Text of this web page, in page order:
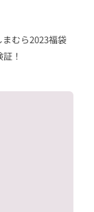
まむら2023福袋
！